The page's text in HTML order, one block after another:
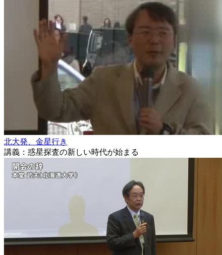
北大発、金星行き
講義：惑星探査の新しい時代が始まる